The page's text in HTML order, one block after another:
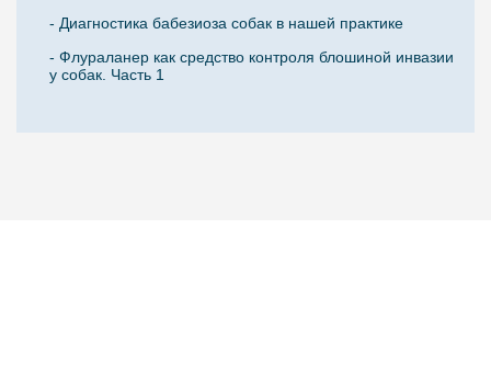
- Диагностика бабезиоза собак в нашей практике
- Флураланер как средство контроля блошиной инвазии
у собак. Часть 1